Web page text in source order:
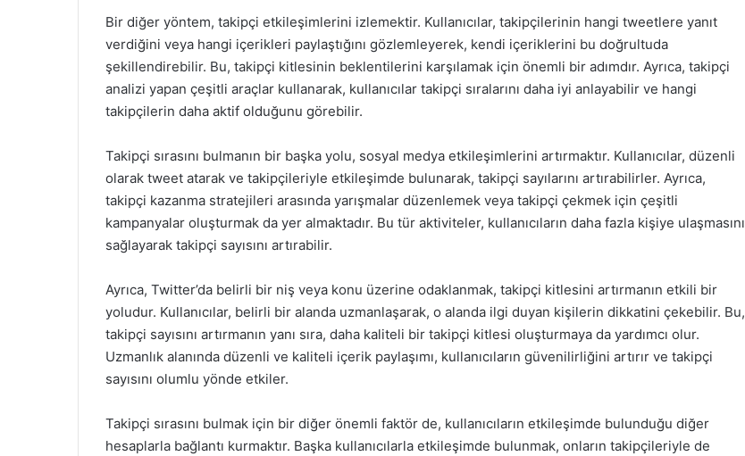
Bir diğer yöntem, takipçi etkileşimlerini izlemektir. Kullanıcılar, takipçilerinin hangi tweetlere yanıt
verdiğini veya hangi içerikleri paylaştığını gözlemleyerek, kendi içeriklerini bu doğrultuda
şekillendirebilir. Bu, takipçi kitlesinin beklentilerini karşılamak için önemli bir adımdır. Ayrıca, takipçi
analizi yapan çeşitli araçlar kullanarak, kullanıcılar takipçi sıralarını daha iyi anlayabilir ve hangi
takipçilerin daha aktif olduğunu görebilir.
Takipçi sırasını bulmanın bir başka yolu, sosyal medya etkileşimlerini artırmaktır. Kullanıcılar, düzenli
olarak tweet atarak ve takipçileriyle etkileşimde bulunarak, takipçi sayılarını artırabilirler. Ayrıca,
takipçi kazanma stratejileri arasında yarışmalar düzenlemek veya takipçi çekmek için çeşitli
kampanyalar oluşturmak da yer almaktadır. Bu tür aktiviteler, kullanıcıların daha fazla kişiye ulaşmasını
sağlayarak takipçi sayısını artırabilir.
Ayrıca, Twitter’da belirli bir niş veya konu üzerine odaklanmak, takipçi kitlesini artırmanın etkili bir
yoludur. Kullanıcılar, belirli bir alanda uzmanlaşarak, o alanda ilgi duyan kişilerin dikkatini çekebilir. Bu,
takipçi sayısını artırmanın yanı sıra, daha kaliteli bir takipçi kitlesi oluşturmaya da yardımcı olur.
Uzmanlık alanında düzenli ve kaliteli içerik paylaşımı, kullanıcıların güvenilirliğini artırır ve takipçi
sayısını olumlu yönde etkiler.
Takipçi sırasını bulmak için bir diğer önemli faktör de, kullanıcıların etkileşimde bulunduğu diğer
hesaplarla bağlantı kurmaktır. Başka kullanıcılarla etkileşimde bulunmak, onların takipçileriyle de